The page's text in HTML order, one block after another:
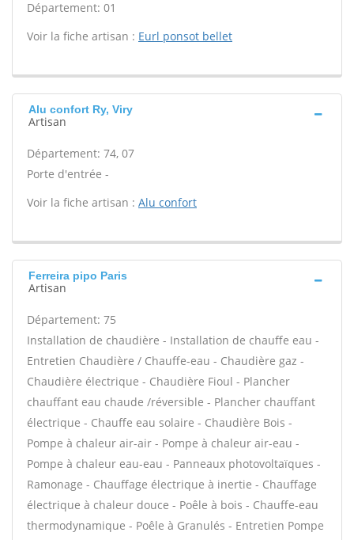
Département: 01
Voir la fiche artisan : Eurl ponsot bellet
Alu confort Ry, Viry
Artisan
Département: 74, 07
Porte d'entrée -
Voir la fiche artisan : Alu confort
Ferreira pipo Paris
Artisan
Département: 75
Installation de chaudière - Installation de chauffe eau -
Entretien Chaudière / Chauffe-eau - Chaudière gaz -
Chaudière électrique - Chaudière Fioul - Plancher
chauffant eau chaude /réversible - Plancher chauffant
électrique - Chauffe eau solaire - Chaudière Bois -
Pompe à chaleur air-air - Pompe à chaleur air-eau -
Pompe à chaleur eau-eau - Panneaux photovoltaïques -
Ramonage - Chauffage électrique à inertie - Chauffage
électrique à chaleur douce - Poêle à bois - Chauffe-eau
thermodynamique - Poêle à Granulés - Entretien Pompe